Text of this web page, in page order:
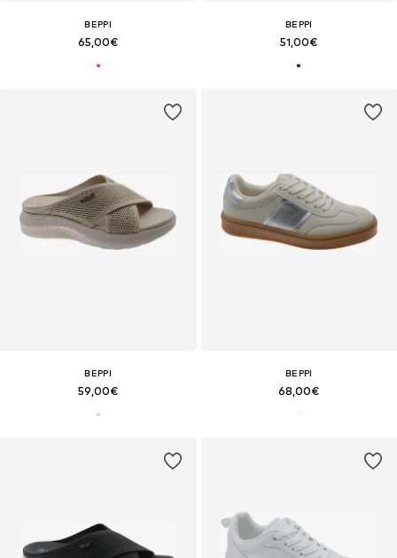
BEPPI
65,00€
BEPPI
51,00€
BEPPI
59,00€
BEPPI
68,00€